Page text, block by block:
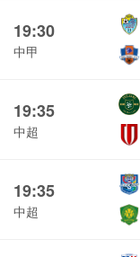
19:30
中甲
19:35
中超
19:35
中超